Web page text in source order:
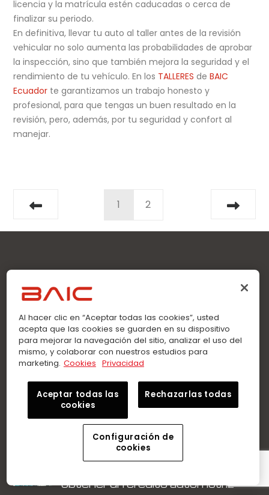
licencia y la matrícula estén caducadas o cerca de
finalizar su periodo.
En definitiva, llevar tu auto al taller antes de la revisión
vehicular no solo aumenta las probabilidades de aprobar
la inspección, sino que también mejora la seguridad y el
rendimiento de tu vehículo. En los TALLERES deBAIC
Ecuador te garantizamos un trabajo honesto y
profesional, para que tengas un buen resultado en la
revisión, pero, además, por tu seguridad y confort al
manejar.
1 2
Sobre Nosotros
En BAIC Ecuador encuentra el sedán o SUV que buscas.
Llévate tu auto con Crédito Directo. Garantía de fábrica.
Talleres especializados y repuestos genuinos.
Última entrada
obtener un crédito automotriz
Al hacer clic en “Aceptar todas las cookies”, usted
acepta que las cookies se guarden en su dispositivo
para mejorar la navegación del sitio, analizar el uso del
mismo, y colaborar con nuestros estudios para
marketing. Cookies Privacidad
Aceptar todas las
cookies
Rechazarlas todas
Configuración de
cookies